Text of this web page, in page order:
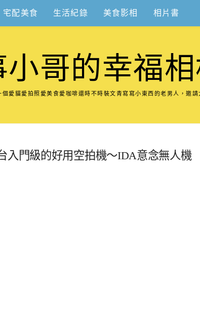
宅配美食 生活紀錄 美食影相 相片書
小哥的幸福
愛貓愛拍照愛美食愛咖啡還時不時裝文青寫寫小東西的老男人，邀
入門級的好用空拍機～IDA意念無人機